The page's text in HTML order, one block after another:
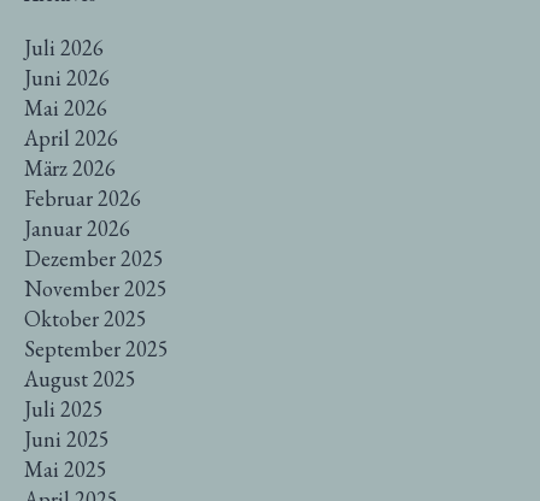
Juli 2026
Juni 2026
Mai 2026
April 2026
März 2026
Februar 2026
Januar 2026
Dezember 2025
November 2025
Oktober 2025
September 2025
August 2025
Juli 2025
Juni 2025
Mai 2025